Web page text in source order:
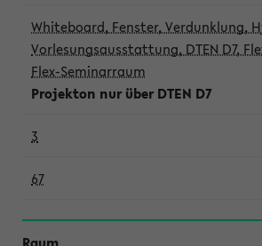
Whiteboard, Fenster, Verdunklung,
Vorlesungsausstattung, DTEN D7,
Flex-Seminarraum
Projekton nur über DTEN D7
3
67